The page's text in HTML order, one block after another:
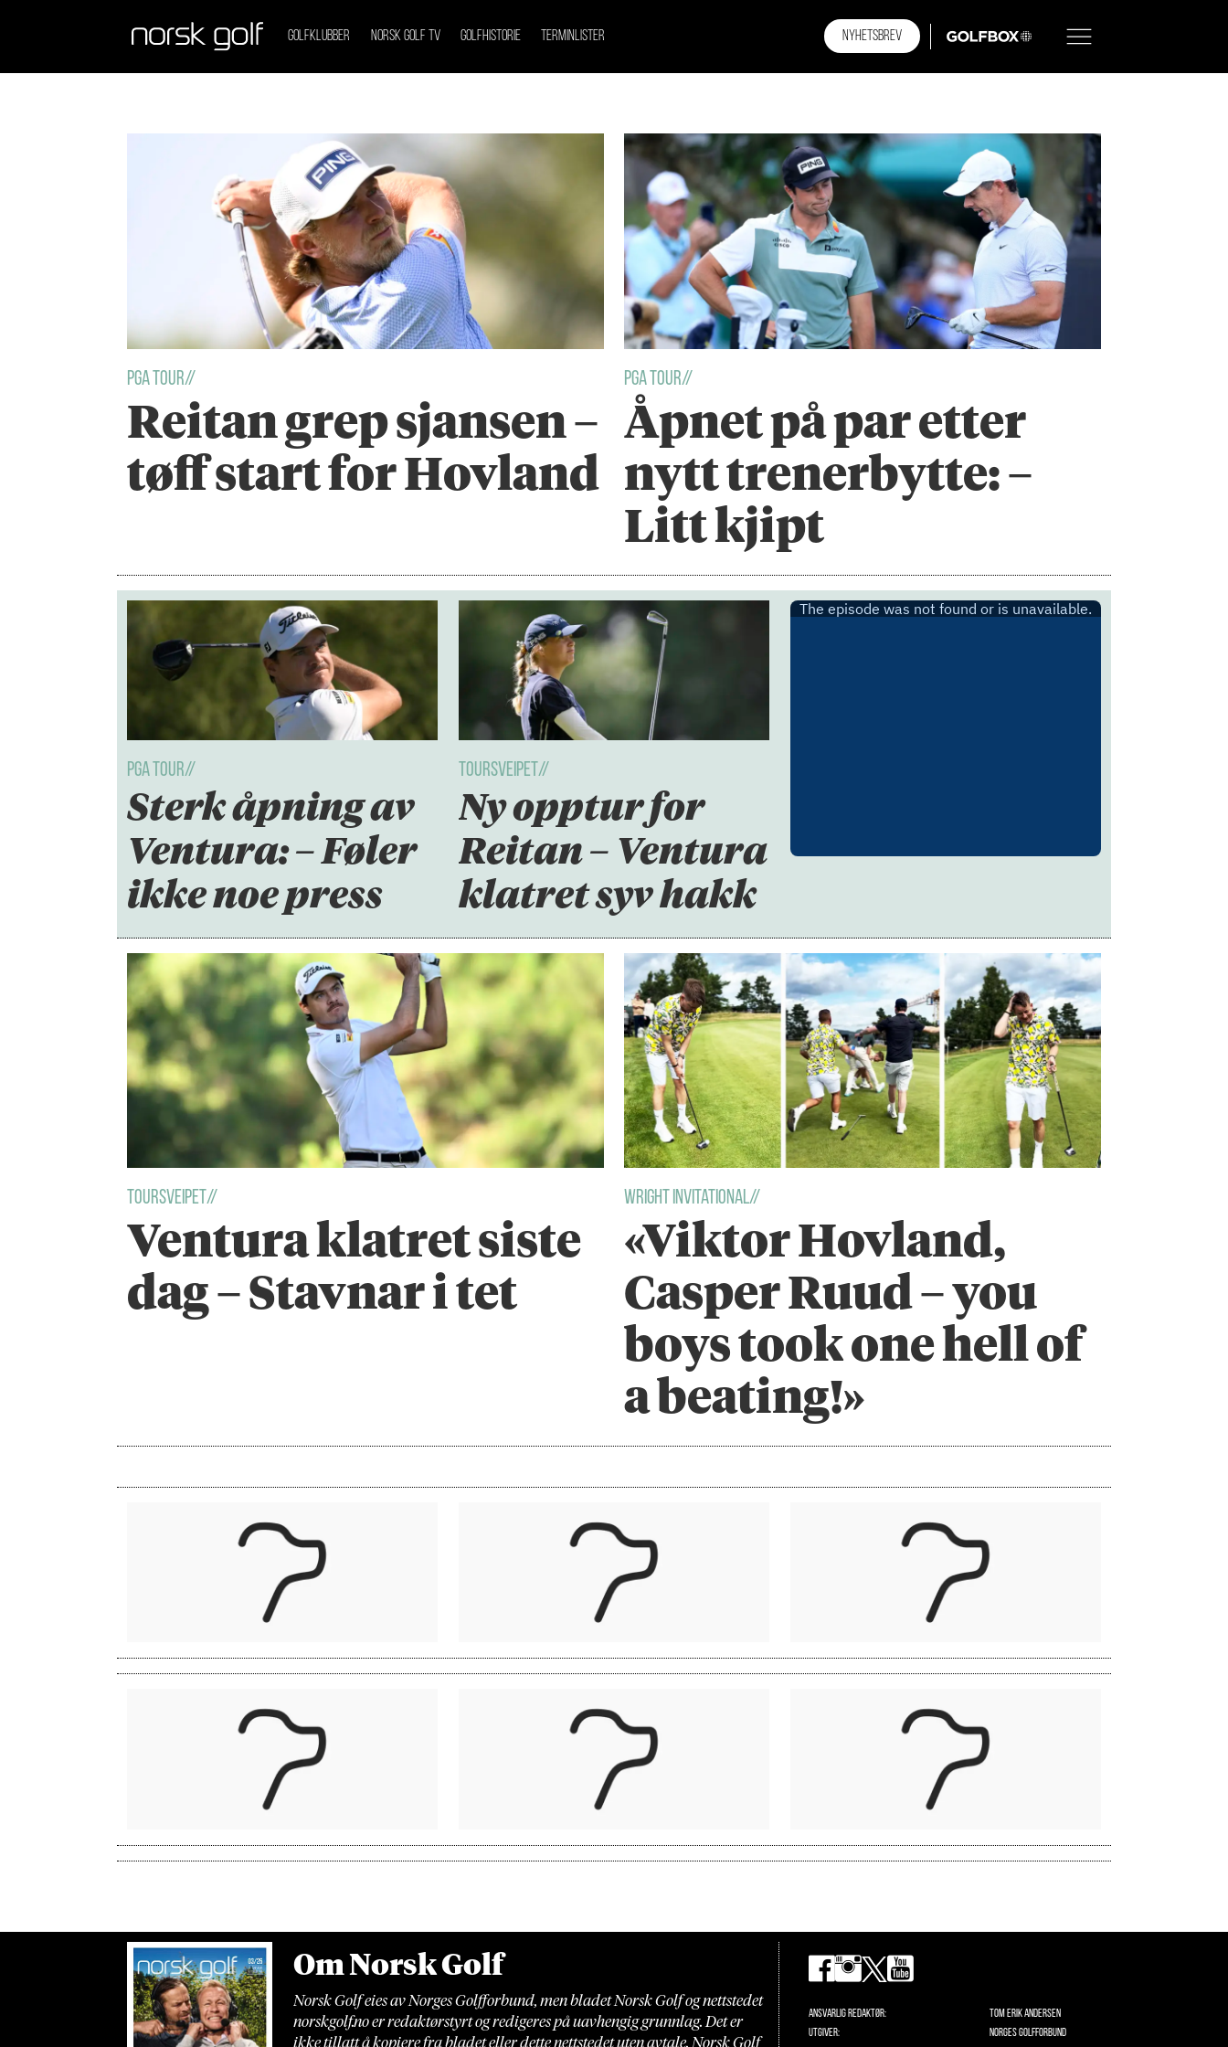
GOLFKLUBBER NORSK GOLF TV GOLFHISTORIE TERMINLISTER NYHETSBREV GOLFBOX
golfturnering
PGA TOUR//
Reitan grep sjansen –
tøff start for Hovland
PGA TOUR//
Åpnet på par etter
nytt trenerbytte: –
Litt kjipt
PGA TOUR//
Sterk åpning av
Ventura: – Føler
ikke noe press
TOURSVEIPET//
Ny opptur for
Reitan – Ventura
klatret syv hakk
Toursveipet//
Ventura klatret siste
dag – Stavnar i tet
wright invitational//
«Viktor Hovland,
Casper Ruud – you
boys took one hell of
a beating!»
Om Norsk Golf
Norsk Golf eies av Norges Golfforbund, men bladet Norsk Golf og nettstedet
norskgolf.no er redaktørstyrt og redigeres på uavhengig grunnlag. Det er
ikke tillatt å kopiere fra bladet eller dette nettstedet uten avtale. Norsk Golf
Ansvarlig redaktør:
Utgiver:
Tom Erik Andersen
Norges Golfforbund